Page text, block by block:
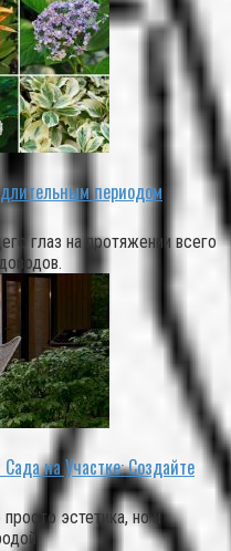
периодом
глаз на протяжении всего
на Участке: Создайте
эстетика, но и